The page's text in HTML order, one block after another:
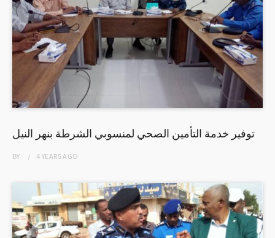
توفير خدمة التأمين الصحي لمنسوبي الشرطة بنهر النيل
BY 4 YEARSAGO